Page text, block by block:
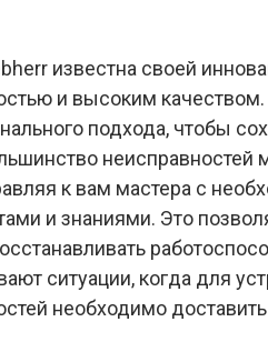
известна своей
и высоким качеством.
подхода, чтобы
неисправностей
к вам мастера с
и знаниями. Это
ситуации, когда для
необходимо